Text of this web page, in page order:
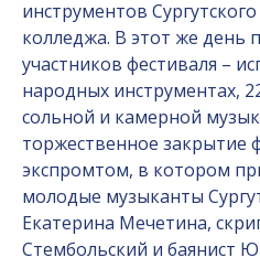
инструментов
колледжа. В этот же день
участников фестиваля –
народных инструментах,
сольной и камерной
торжественное закрытие
экспромтом, в котором
молодые музыканты
Екатерина Мечетина,
Стембольский и баянист